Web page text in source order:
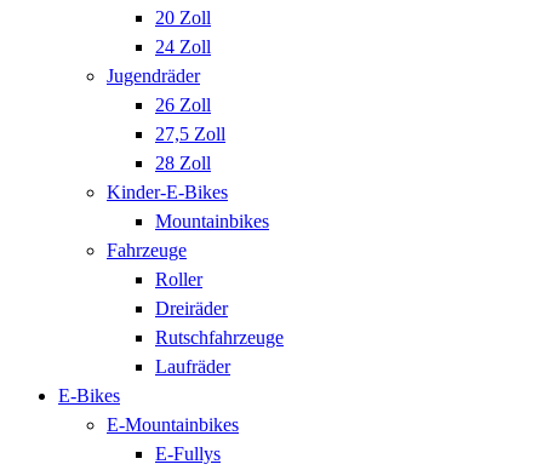
20 Zoll
24 Zoll
Jugendräder
26 Zoll
27,5 Zoll
28 Zoll
Kinder-E-Bikes
Mountainbikes
Fahrzeuge
Roller
Dreiräder
Rutschfahrzeuge
Laufräder
E-Bikes
E-Mountainbikes
E-Fullys